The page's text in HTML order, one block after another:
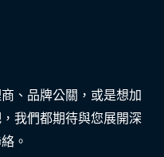
、品牌公關，或是想加
我們都期待與您展開深
。